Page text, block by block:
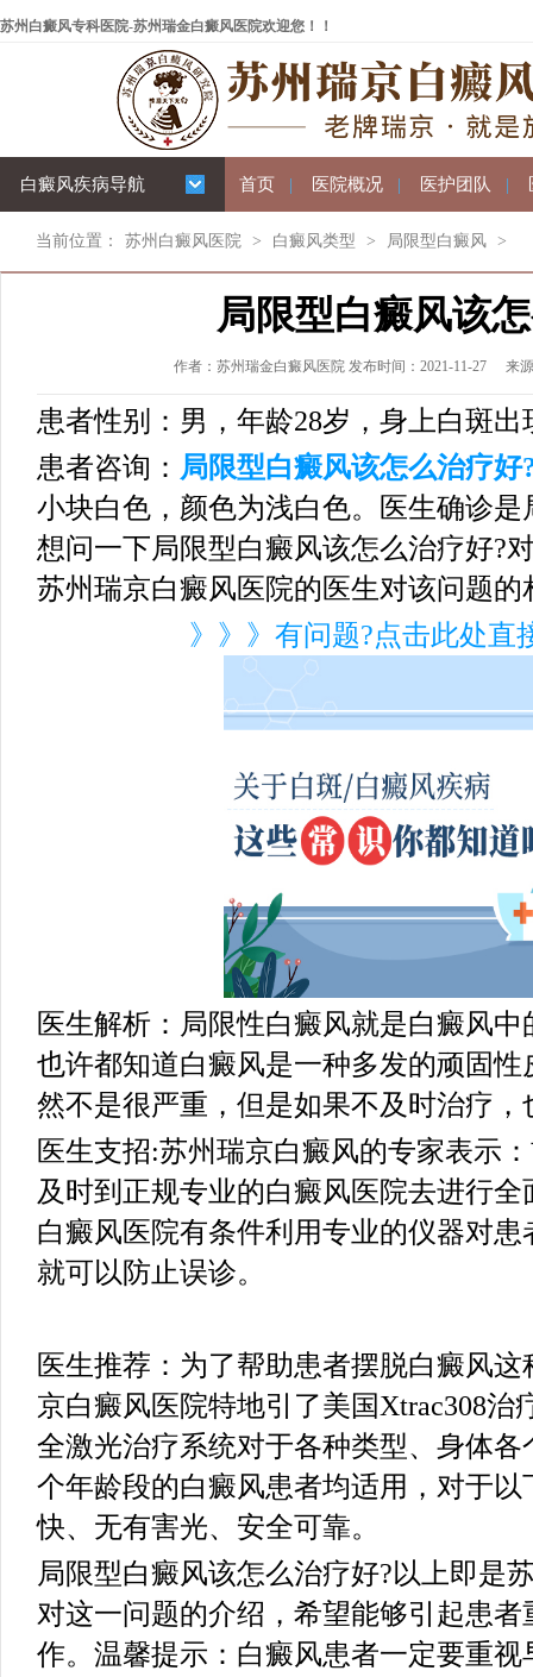
苏州白癜风专科医院-苏州瑞金白癜风医院欢迎您！！
白癜风疾病导航 首页 | 医院概况 | 医护团队 |
当前位置： 苏州白癜风医院 > 白癜风类型 > 局限型白癜风 >
局限型白癜风该
作者：苏州瑞金白癜风医院 发布时间：2021-11-27 来
患者性别：男，年龄28岁，身上白斑
患者咨询： 局限型白癜风该怎么治疗好
小块白色，颜色为浅白色。医生确诊
想问一下局限型白癜风该怎么治疗好?
苏州瑞京白癜风医院的医生对该问题的
》》》有问题?点击此处直
医生解析：局限性白癜风就是白癜风
也许都知道白癜风是一种多发的顽固
然不是很严重，但是如果不及时治疗
医生支招:苏州瑞京白癜风的专家表示
及时到正规专业的白癜风医院去进行
白癜风医院有条件利用专业的仪器对
就可以防止误诊。
医生推荐：为了帮助患者摆脱白癜风
京白癜风医院特地引了美国Xtrac308治
全激光治疗系统对于各种类型、身体
个年龄段的白癜风患者均适用，对于
快、无有害光、安全可靠。
局限型白癜风该怎么治疗好?以上即是
对这一问题的介绍，希望能够引起患
作。温馨提示：白癜风患者一定要重